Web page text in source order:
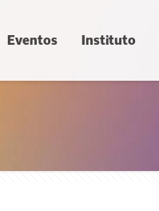
Eventos Instituto